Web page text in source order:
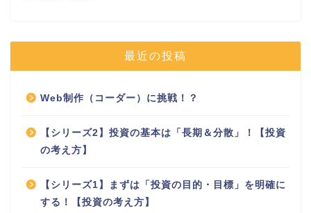
最近の投稿
Web制作（コーダー）に挑戦！？
【シリーズ2】投資の基本は「長期＆分散」！【投資
の考え方】
【シリーズ1】まずは「投資の目的・目標」を明確に
する！【投資の考え方】